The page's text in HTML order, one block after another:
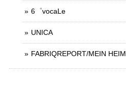
6゜vocaLe
UNICA
FABRIQREPORT/MEIN HEIM